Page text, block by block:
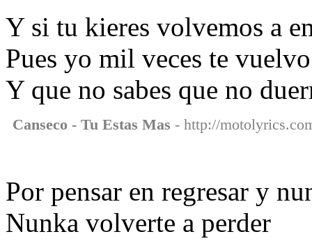
Y si tu kieres volvemos a
Pues yo mil veces te
Y que no sabes que no
Canseco - Tu Estas Mas - http://
Por pensar en regresar y
Nunka volverte a perder